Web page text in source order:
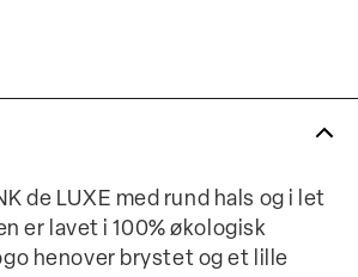
de LUXE med rund hals og i let
er lavet i 100% økologisk
henover brystet og et lille